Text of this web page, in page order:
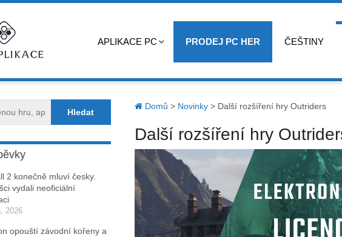
APLIKACE PC PRODEJ PC HER ČEŠTINY
Domů > Novinky> Další rozšíření hry Outriders
Další rozšíření hry
2 konečně mluví česky.
vydali neoficiální
2026
opouští závodní kořeny a